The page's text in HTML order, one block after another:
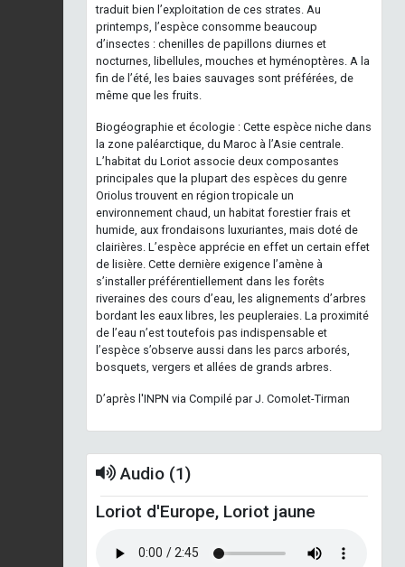
traduit bien l’exploitation de ces strates. Au
printemps, l’espèce consomme beaucoup
d’insectes : chenilles de papillons diurnes et
nocturnes, libellules, mouches et hyménoptères. A la
fin de l’été, les baies sauvages sont préférées, de
même que les fruits.
Biogéographie et écologie : Cette espèce niche dans
la zone paléarctique, du Maroc à l’Asie centrale.
L’habitat du Loriot associe deux composantes
principales que la plupart des espèces du genre
Oriolus trouvent en région tropicale un
environnement chaud, un habitat forestier frais et
humide, aux frondaisons luxuriantes, mais doté de
clairières. L’espèce apprécie en effet un certain effet
de lisière. Cette dernière exigence l’amène à
s’installer préférentiellement dans les forêts
riveraines des cours d’eau, les alignements d’arbres
bordant les eaux libres, les peupleraies. La proximité
de l’eau n’est toutefois pas indispensable et
l’espèce s’observe aussi dans les parcs arborés,
bosquets, vergers et allées de grands arbres.
D’après l'INPN via Compilé par J. Comolet-Tirman
Audio (1)
Loriot d'Europe, Loriot jaune